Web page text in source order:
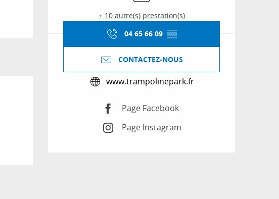
+ 10 autre(s) prestation(s)
04 65 66 09 ▒▒
CONTACTEZ-NOUS
www.trampolinepark.fr
Page Facebook
Page Instagram